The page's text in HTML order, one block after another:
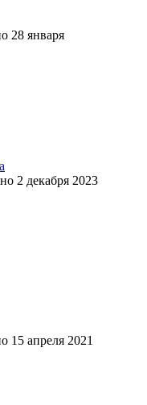
28 января
2 декабря 2023
15 апреля 2021